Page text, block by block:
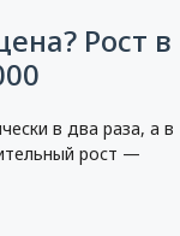
Рост в
в два раза, а в
рост —